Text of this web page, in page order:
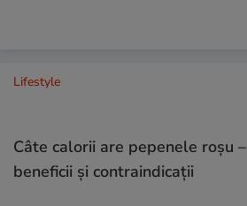
Lifestyle
Câte calorii are pepenele roșu –
beneficii și contraindicații